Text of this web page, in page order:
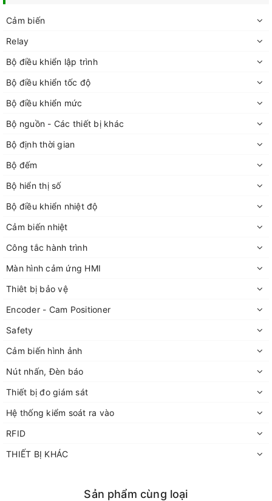
Cảm biến
Relay
Bộ điều khiển lập trình
Bộ điều khiển tốc độ
Bộ điều khiển mức
Bộ nguồn - Các thiết bị khác
Bộ định thời gian
Bộ đếm
Bộ hiển thị số
Bộ điều khiển nhiệt độ
Cảm biến nhiệt
Công tắc hành trình
Màn hình cảm ứng HMI
Thiêt bị bảo vệ
Encoder - Cam Positioner
Safety
Cảm biến hình ảnh
Nút nhấn, Đèn báo
Thiết bị đo giám sát
Hệ thống kiểm soát ra vào
RFID
THIẾT BỊ KHÁC
Sản phẩm cùng loại